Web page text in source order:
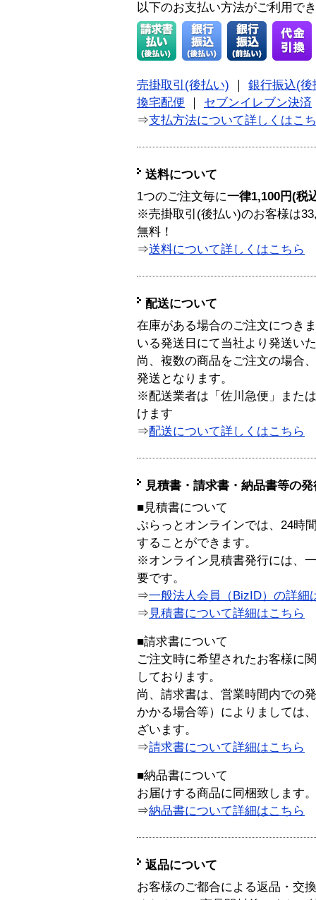
以下のお支払い方法がご利用で
売掛取引(後払い)
銀行振込(後
換宅配便
セブンイレブン決済
⇒支払方法について詳しくはこ
送料について
1つのご注文毎に一律1,100円(税
※売掛取引(後払い)のお客様は
無料！
⇒送料について詳しくはこちら
配送について
在庫がある場合のご注文につき
いる発送日にて当社より発送い
尚、複数の商品をご注文の場合
発送となります。
※配送業者は「佐川急便」また
けます
⇒配送について詳しくはこちら
見積書・請求書・納品書等の
■見積書について
ぷらっとオンラインでは、24時
することができます。
※オンライン見積書発行には、
要です。
⇒一般法人会員（BizID）の詳細
⇒ 見積書について詳細はこちら
■請求書について
ご注文時に希望されたお客様に
しております。
尚、請求書は、営業時間内での
かかる場合等）によりましては
ざいます。
⇒請求書について詳細はこちら
■納品書について
お届けする商品に同梱致します。
⇒納品書について詳細はこちら
返品について
お客様のご都合による返品・交